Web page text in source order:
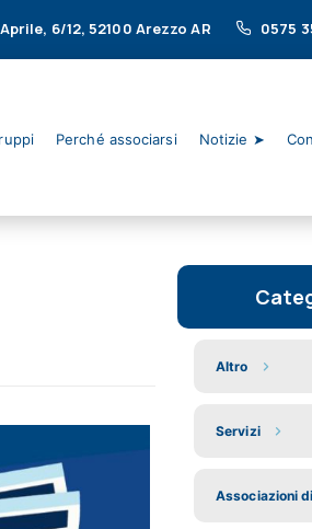
6/12, 52100 Arezzo AR 0575
Perché associarsi Notizie ➤
Altro
Servizi
Associazioni